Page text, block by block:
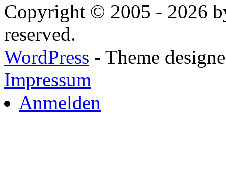
Copyright © 2005 - 2026
reserved.
WordPress - Theme
Impressum
Anmelden